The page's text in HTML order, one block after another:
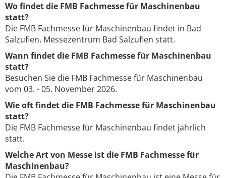
Wo findet die FMB Fachmesse für Maschinenbau
statt?
Die FMB Fachmesse für Maschinenbau findet in Bad
Salzuflen, Messezentrum Bad Salzuflen statt.
Wann findet die FMB Fachmesse für Maschinenbau
statt?
Besuchen Sie die FMB Fachmesse für Maschinenbau
vom 03. - 05. November 2026.
Wie oft findet die FMB Fachmesse für Maschinenbau
statt?
Die FMB Fachmesse für Maschinenbau findet jährlich
statt.
Welche Art von Messe ist die FMB Fachmesse für
Maschinenbau?